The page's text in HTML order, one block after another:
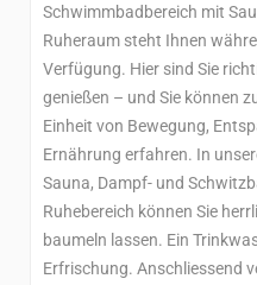
Schwimmbadbereich mit
Ruheraum steht Ihnen
Verfügung. Hier sind Sie
genießen – und Sie können
Einheit von Bewegung,
Ernährung erfahren. In
Sauna, Dampf- und
Ruhebereich können Sie
baumeln lassen. Ein
Erfrischung. Anschliessend